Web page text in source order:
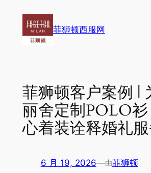
菲狮顿西服网
菲狮顿客户案例 |
丽舍定制POLO
心着装诠释婚礼
6 月 19, 2026—由菲狮顿